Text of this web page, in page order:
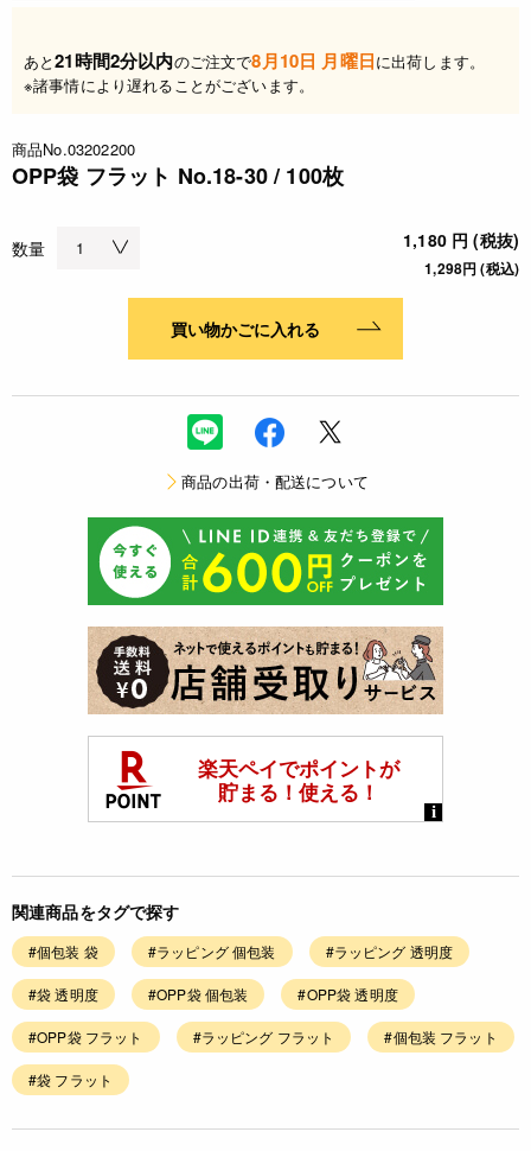
あと21時間2分以内のご注文で8月10日 月曜日に出荷します。
※諸事情により遅れることがございます。
商品No.03202200
OPP袋 フラット No.18-30 / 100枚
数量 1,180 円 (税抜)
1,298円 (税込)
買い物かごに入れる
商品の出荷・配送について
関連商品をタグで探す
#個包装 袋 #ラッピング 個包装 #ラッピング 透明度
#袋 透明度 #OPP袋 個包装 #OPP袋 透明度
#OPP袋 フラット #ラッピング フラット #個包装 フラット
#袋 フラット